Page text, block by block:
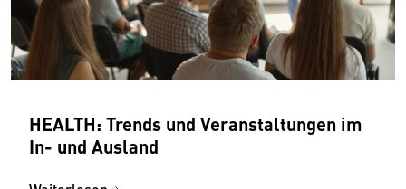
HEALTH: Trends und Veranstaltungen im
In- und Ausland